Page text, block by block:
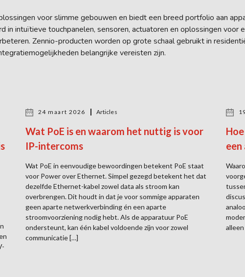
voor slimme gebouwen en biedt een breed portfolio aan
intuïtieve touchpanelen, sensoren, actuatoren en oplossingen voor
Zennio-producten worden op grote schaal gebruikt in
belangrijke vereisten zijn.
24 maart 2026 Articles
Wat PoE is en waarom het nuttig is voor
IP-intercoms
Wat PoE in eenvoudige bewoordingen betekent PoE staat
voor Power over Ethernet. Simpel gezegd betekent het dat
dezelfde Ethernet-kabel zowel data als stroom kan
overbrengen. Dit houdt in dat je voor sommige apparaten
geen aparte netwerkverbinding én een aparte
stroomvoorziening nodig hebt. Als de apparatuur PoE
ondersteunt, kan één kabel voldoende zijn voor zowel
communicatie […]
een